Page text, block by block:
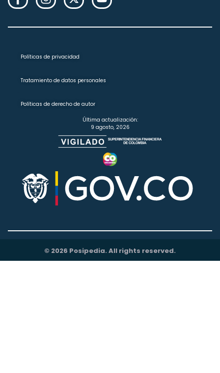
Políticas de privacidad
Tratamiento de datos personales
Políticas de derecho de autor
Última actualización:
9 agosto, 2026
© 2026 Posipedia. All rights reserved.